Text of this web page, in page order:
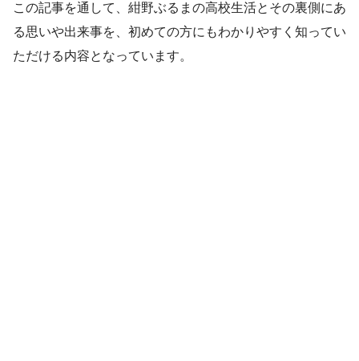
この記事を通して、紺野ぶるまの高校生活とその裏側にあ
る思いや出来事を、初めての方にもわかりやすく知ってい
ただける内容となっています。